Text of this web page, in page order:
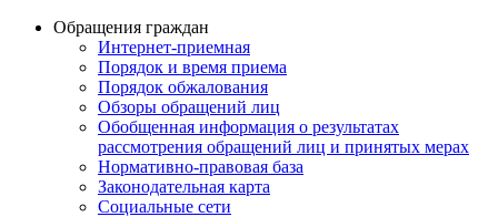
Обращения граждан
Интернет-приемная
Порядок и время приема
Порядок обжалования
Обзоры обращений лиц
Обобщенная информация о результатах
рассмотрения обращений лиц и принятых мерах
Нормативно-правовая база
Законодательная карта
Социальные сети